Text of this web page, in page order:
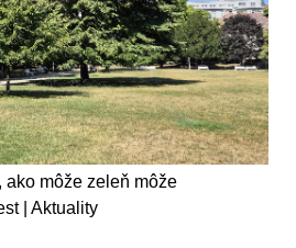
môže zeleň môže
| Aktuality